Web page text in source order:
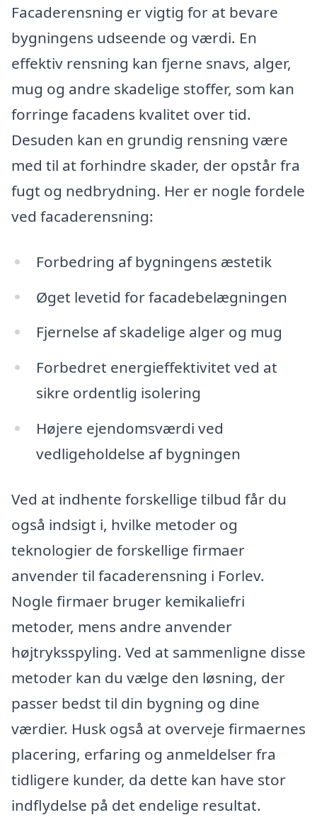
Facaderensning er vigtig for at bevare
bygningens udseende og værdi. En
effektiv rensning kan fjerne snavs, alger,
mug og andre skadelige stoffer, som kan
forringe facadens kvalitet over tid.
Desuden kan en grundig rensning være
med til at forhindre skader, der opstår fra
fugt og nedbrydning. Her er nogle fordele
ved facaderensning:
Forbedring af bygningens æstetik
Øget levetid for facadebelægningen
Fjernelse af skadelige alger og mug
Forbedret energieffektivitet ved at
sikre ordentlig isolering
Højere ejendomsværdi ved
vedligeholdelse af bygningen
Ved at indhente forskellige tilbud får du
også indsigt i, hvilke metoder og
teknologier de forskellige firmaer
anvender til facaderensning i Forlev.
Nogle firmaer bruger kemikaliefri
metoder, mens andre anvender
højtryksspyling. Ved at sammenligne disse
metoder kan du vælge den løsning, der
passer bedst til din bygning og dine
værdier. Husk også at overveje firmaernes
placering, erfaring og anmeldelser fra
tidligere kunder, da dette kan have stor
indflydelse på det endelige resultat.